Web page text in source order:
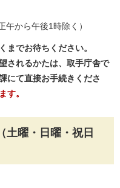
から午後1時除く）
までお待ちください。
されるかたは、取手庁舎で
にて直接お手続きくださ
す。
土曜・日曜・祝日